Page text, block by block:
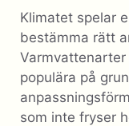
Klimatet spelar
bestämma rätt
Varmvattenarter
populära på
som inte fryser